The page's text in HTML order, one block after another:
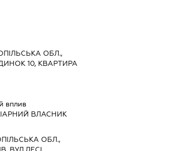
ОБЛ.,
10, КВАРТИРА
вплив
ВЛАСНИК
ОБЛ.,